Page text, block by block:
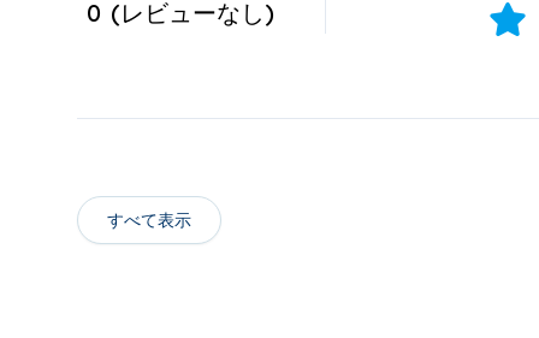
0 (レビューなし)
すべて表示